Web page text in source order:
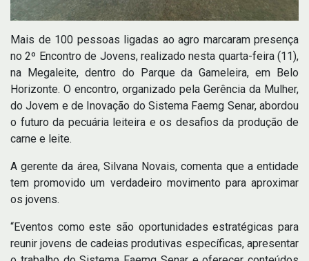
Mais de 100 pessoas ligadas ao agro marcaram presença
no 2º Encontro de Jovens, realizado nesta quarta-feira (11),
na Megaleite, dentro do Parque da Gameleira, em Belo
Horizonte. O encontro, organizado pela Gerência da Mulher,
do Jovem e de Inovação do Sistema Faemg Senar, abordou
o futuro da pecuária leiteira e os desafios da produção de
carne e leite.
A gerente da área, Silvana Novais, comenta que a entidade
tem promovido um verdadeiro movimento para aproximar
os jovens.
“Eventos como este são oportunidades estratégicas para
reunir jovens de cadeias produtivas específicas, apresentar